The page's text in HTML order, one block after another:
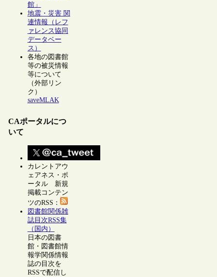
館」
地震・災害 関
連情報（レフ
ァレンス協同
データベー
ス）
各地の図書館
等の被災情報
等について
（外部リン
ク）
saveMLAK
CAポータルにつ
いて
カレントアウ
ェアネス・ポ
ータル 新規
掲載コンテン
ツのRSS：
図書館関係雑
誌目次RSS集
（国内）
日本の図書
館・図書館情
報学関係情報
誌の目次を
RSSで配信し